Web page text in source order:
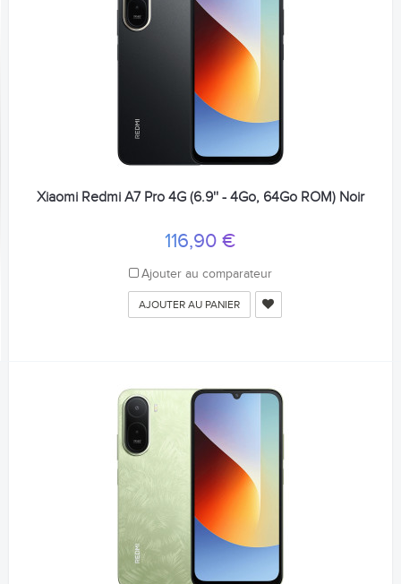
Xiaomi Redmi A7 Pro 4G (6.9'' - 4Go, 64Go ROM) Noir
116,90 €
Ajouter au comparateur
AJOUTER AU PANIER